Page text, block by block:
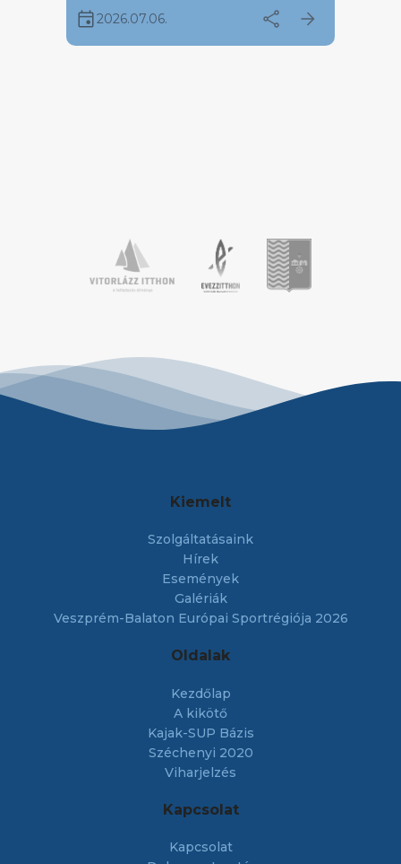
több, mint negyven fiatal versenyző
érkezett hét különböző vitorlásklubból.
Július első hetén a Kékszalag Port
event2026.07.06. share arrow_forward
Kiemelt
Szolgáltatásaink
Hírek
Események
Galériák
Veszprém-Balaton Európai Sportrégiója 2026
Oldalak
Kezdőlap
A kikötő
Kajak-SUP Bázis
Széchenyi 2020
Viharjelzés
Kapcsolat
Kapcsolat